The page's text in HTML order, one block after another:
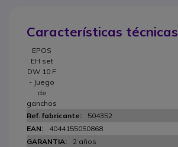
Características técnicas
EPOS
EH set
DW 10 F
- Juego
de
ganchos
504352
4044155050868
2 años